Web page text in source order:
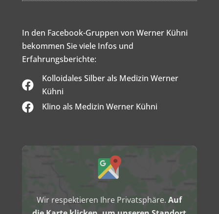
In den Facebook-Gruppen von Werner Kühni
bekommen Sie viele Infos und
Erfahrungsberichte:

Kolloidales Silber als Medizin Werner
Kühni
 Klino als Medizin Werner Kühni
Inhalt
Wir respektieren Ihre Privatsphäre.Auf